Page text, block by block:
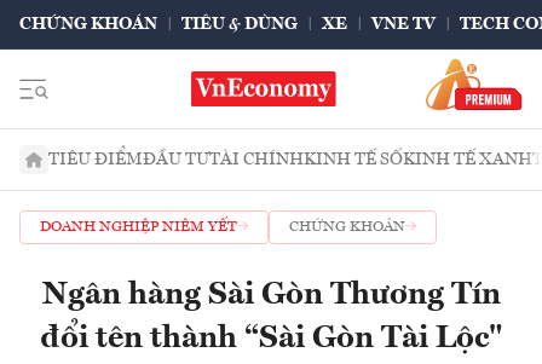
CHỨNG KHOÁN TIÊU & DÙNG XE VNE TV TECH
TIÊU ĐIỂMĐẦU TƯTÀI CHÍNHKINH TẾ SỐKINH TẾ XANH
DOANH NGHIỆP NIÊM YẾT CHỨNG KHOÁN
Ngân hàng Sài Gòn Thương Tín
đổi tên thành “Sài Gòn Tài Lộc"